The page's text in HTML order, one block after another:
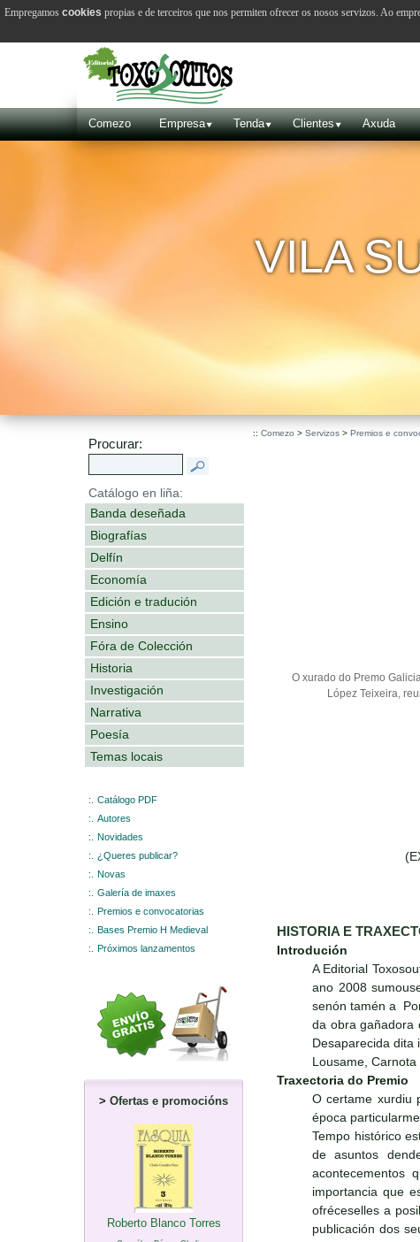
Comezo Empresa Tenda Clientes Axuda
VILA
Procurar:
Catálogo en liña:
Banda deseñada
Biografías
Delfín
Economía
Edición e tradución
Ensino
Fóra de Colección
Historia
Investigación
Narrativa
Poesía
Temas locais
:.
Catálogo PDF
:.
Autores
:.
Novidades
:.
¿Queres publicar?
:.
Novas
:.
Galería de imaxes
:.
Premios e convocatorias
:.
Bases Premio H Medieval
:.
Próximos lanzamentos
> Ofertas e promocións
Roberto Blanco Torres
:: Comezo > Servizos > Premios e
O xurado do Premo
López Teixeira,
HISTORIA E
Introdución
A Editorial
ano 2008
senón tamén a
da obra gañadora
Desaparecida dita
Lousame, Carnota
Traxectoria do Premio
O certame xurdiu
época
Tempo histórico
de asuntos
acontecementos
importancia que
ofréceselles a
publicación dos
Empregamos cookies propias e de terceiros que nos permiten ofrecer os nosos servizos. Ao